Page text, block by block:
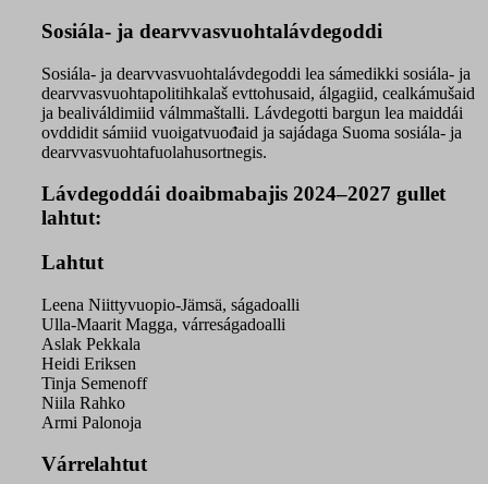
Sosiála- ja dearvvasvuohtalávdegoddi
Sosiála- ja dearvvasvuohtalávdegoddi lea sámedikki sosiála- ja
dearvvasvuohtapolitihkalaš evttohusaid, álgagiid, cealkámušaid
ja bealiváldimiid válmmaštalli. Lávdegotti bargun lea maiddái
ovddidit sámiid vuoigatvuođaid ja sajádaga Suoma sosiála- ja
dearvvasvuohtafuolahusortnegis.
Lávdegoddái doaibmabajis 2024–2027 gullet
lahtut:
Lahtut
Leena Niittyvuopio-Jämsä, ságadoalli
Ulla-Maarit Magga, várreságadoalli
Aslak Pekkala
Heidi Eriksen
Tinja Semenoff
Niila Rahko
Armi Palonoja
Várrelahtut